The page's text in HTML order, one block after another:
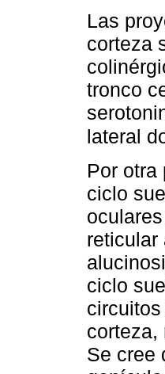
Las
corteza
tronco
lateral
Por otra
ciclo
reticular
ciclo
corteza,
Se cree